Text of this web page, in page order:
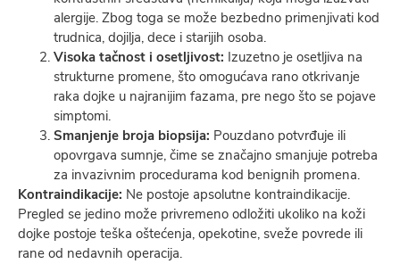
alergije. Zbog toga se može bezbedno primenjivati kod
trudnica, dojilja, dece i starijih osoba.
Visoka tačnost i osetljivost: Izuzetno je osetljiva na
strukturne promene, što omogućava rano otkrivanje
raka dojke u najranijim fazama, pre nego što se pojave
simptomi.
Smanjenje broja biopsija: Pouzdano potvrđuje ili
opovrgava sumnje, čime se značajno smanjuje potreba
za invazivnim procedurama kod benignih promena.
Kontraindikacije: Ne postoje apsolutne kontraindikacije.
Pregled se jedino može privremeno odložiti ukoliko na koži
dojke postoje teška oštećenja, opekotine, sveže povrede ili
rane od nedavnih operacija.